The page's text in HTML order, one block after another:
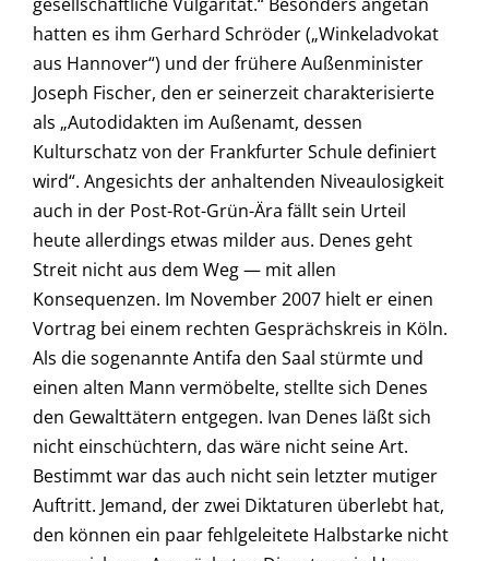
hatten es ihm Gerhard Schröder („Winkeladvokat
aus Hannover“) und der frühere Außenminister
Joseph Fischer, den er seinerzeit charakterisierte
als „Autodidakten im Außenamt, dessen
Kulturschatz von der Frankfurter Schule definiert
wird“. Angesichts der anhaltenden Niveaulosigkeit
auch in der Post-Rot-Grün-Ära fällt sein Urteil
heute allerdings etwas milder aus. Denes geht
Streit nicht aus dem Weg — mit allen
Konsequenzen. Im November 2007 hielt er einen
Vortrag bei einem rechten Gesprächskreis in Köln.
Als die sogenannte Antifa den Saal stürmte und
einen alten Mann vermöbelte, stellte sich Denes
den Gewalttätern entgegen. Ivan Denes läßt sich
nicht einschüchtern, das wäre nicht seine Art.
Bestimmt war das auch nicht sein letzter mutiger
Auftritt. Jemand, der zwei Diktaturen überlebt hat,
den können ein paar fehlgeleitete Halbstarke nicht